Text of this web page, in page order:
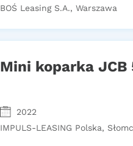
BOŚ Leasing S.A., Warszawa
Mini koparka JCB
2022
IMPULS-LEASING Polska,